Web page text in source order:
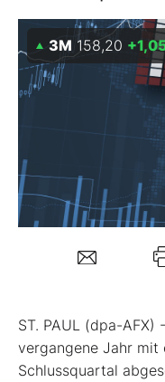
Abo & Shop
BO-Musterdepots
Mein Konto
Folgen Sie uns
Kontakt
3M 158,20
ST. PAUL (dpa-AFX)
vergangene Jahr mit
Schlussquartal